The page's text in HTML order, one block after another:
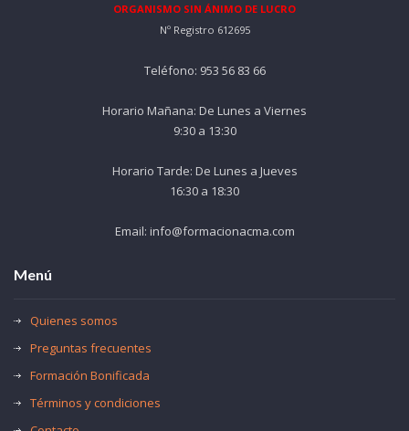
ORGANISMO SIN ÁNIMO DE LUCRO
Nº Registro 612695
Teléfono: 953 56 83 66
Horario Mañana: De Lunes a Viernes
9:30 a 13:30
Horario Tarde: De Lunes a Jueves
16:30 a 18:30
Email: info@formacionacma.com
Menú
Quienes somos
Preguntas frecuentes
Formación Bonificada
Términos y condiciones